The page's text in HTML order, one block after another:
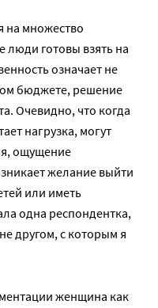
на множество
люди готовы взять на
означает не
бюджете, решение
Очевидно, что когда
нагрузка, могут
ощущение
желание выйти
или иметь
одна респондентка,
другом, с которым я
женщина как